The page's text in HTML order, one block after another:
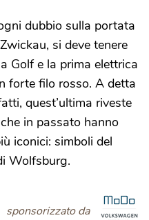
dubbio sulla portata
si deve tenere
Golf e la prima elettrica
forte filo rosso. A detta
quest’ultima riveste
in passato hanno
iconici: simboli del
Wolfsburg.
sponsorizzato da